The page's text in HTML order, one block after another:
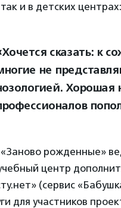
и в детских центрах:
сказать: к
не
Хорошая
рожденные»
центр
(сервис
для участников